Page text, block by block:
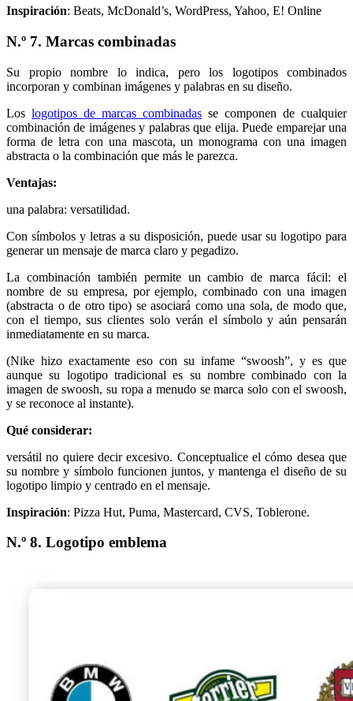
Inspiración: Beats, McDonald’s, WordPress, Yahoo, E! Online
N.º 7. Marcas combinadas
Su propio nombre lo indica, pero los logotipos combinados
incorporan y combinan imágenes y palabras en su diseño.
Los logotipos de marcas combinadas se componen de cualquier
combinación de imágenes y palabras que elija. Puede emparejar una
forma de letra con una mascota, un monograma con una imagen
abstracta o la combinación que más le parezca.
Ventajas:
una palabra: versatilidad.
Con símbolos y letras a su disposición, puede usar su logotipo para
generar un mensaje de marca claro y pegadizo.
La combinación también permite un cambio de marca fácil: el
nombre de su empresa, por ejemplo, combinado con una imagen
(abstracta o de otro tipo) se asociará como una sola, de modo que,
con el tiempo, sus clientes solo verán el símbolo y aún pensarán
inmediatamente en su marca.
(Nike hizo exactamente eso con su infame “swoosh”, y es que
aunque su logotipo tradicional es su nombre combinado con la
imagen de swoosh, su ropa a menudo se marca solo con el swoosh,
y se reconoce al instante).
Qué considerar:
versátil no quiere decir excesivo. Conceptualice el cómo desea que
su nombre y símbolo funcionen juntos, y mantenga el diseño de su
logotipo limpio y centrado en el mensaje.
Inspiración: Pizza Hut, Puma, Mastercard, CVS, Toblerone.
N.º 8. Logotipo emblema